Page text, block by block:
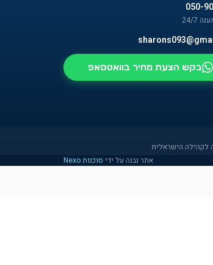
050-
24/7
בקש הצעת מחיר בוואטסאפ
לקהילה הישראלית
אתר נבנה על ידי סוכנות Nexo